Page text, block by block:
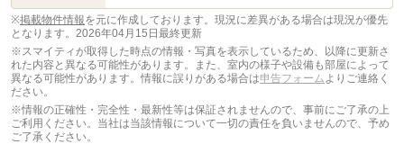
※掲載物件情報を元に作成しております。現況に差異がある場合は現況が優先
となります。 2026年04月15日最終更新
※スマイティが取得した時点の情報・写真を表示しているため、以降に更新さ
れた内容と異なる可能性があります。また、室内の様子や設備も部屋によって
異なる可能性があります。情報に誤りがある場合は申告フォーム よりご連絡く
ださい。
※情報の正確性・完全性・最新性等は保証されませんので、事前にご了承の上
ご利用ください。当社は当該情報について一切の責任を負いませんので、予め
ご了承ください。